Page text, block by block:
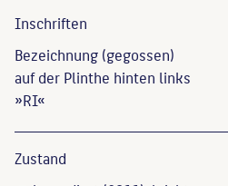
Inschriften
Bezeichnung (gegossen)
auf der Plinthe hinten links
»RI«
Zustand